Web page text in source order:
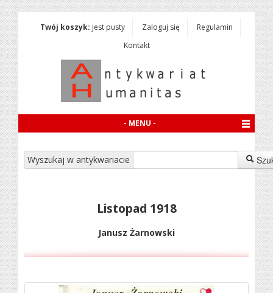
Twój koszyk: jest pusty Zaloguj się
Regulamin
Kontakt
- MENU -
Wyszukaj w antykwariacie
Listopad 1918
Janusz Żarnowski